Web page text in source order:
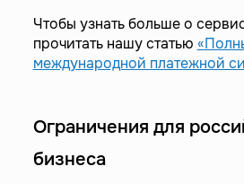
Чтобы узнать больше о
прочитать нашу статью
международной платежной
Ограничения для
бизнеса